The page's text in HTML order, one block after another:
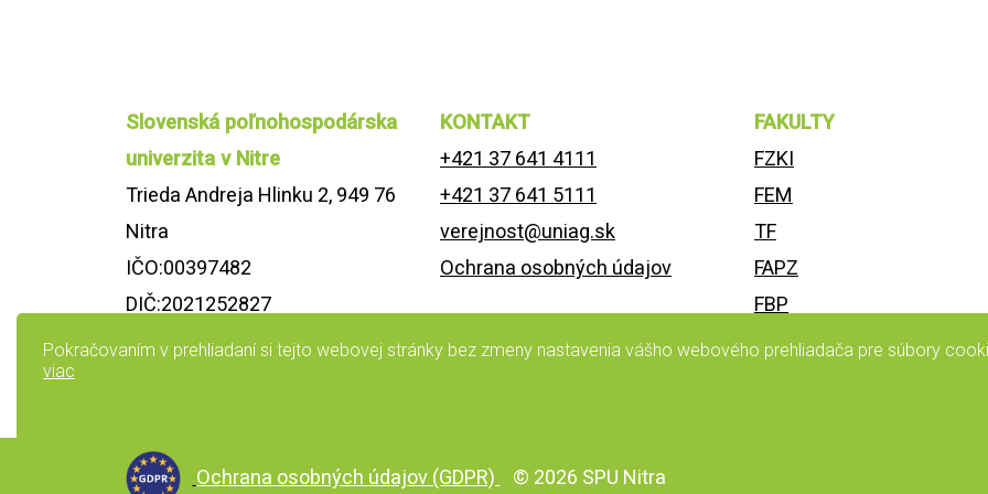
Pokračovaním v prehliadaní si tejto webovej stránky bez zmeny nastavenia vášho webového prehliadača pre súbory
viac
Slovenská poľnohospodárska
univerzita v Nitre
Trieda Andreja Hlinku 2, 949 76
Nitra
IČO:00397482
DIČ:2021252827
IČ DPH: SK2021252827
KONTAKT
+421 37 641 4111
+421 37 641 5111
verejnost@uniag.sk
Ochrana osobných údajov
FAKULTY
FZKI
FEM
TF
FAPZ
FBP
FEŠRR
Ochrana osobných údajov (GDPR) © 2026 SPU Nitra